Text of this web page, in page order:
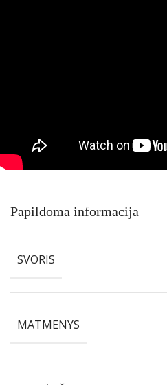
Papildoma informacija
SVORIS
MATMENYS